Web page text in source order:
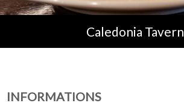
Plans
Caledonia Tavern
INFORMATIONS